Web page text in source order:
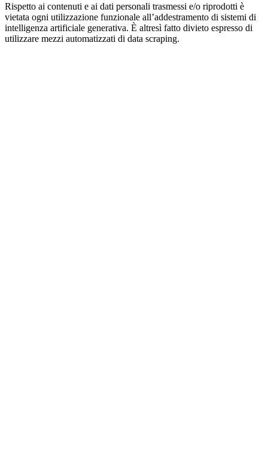
Rispetto ai contenuti e ai dati personali trasmessi e/o riprodotti è
vietata ogni utilizzazione funzionale all’addestramento di sistemi di
intelligenza artificiale generativa. È altresì fatto divieto espresso di
utilizzare mezzi automatizzati di data scraping.